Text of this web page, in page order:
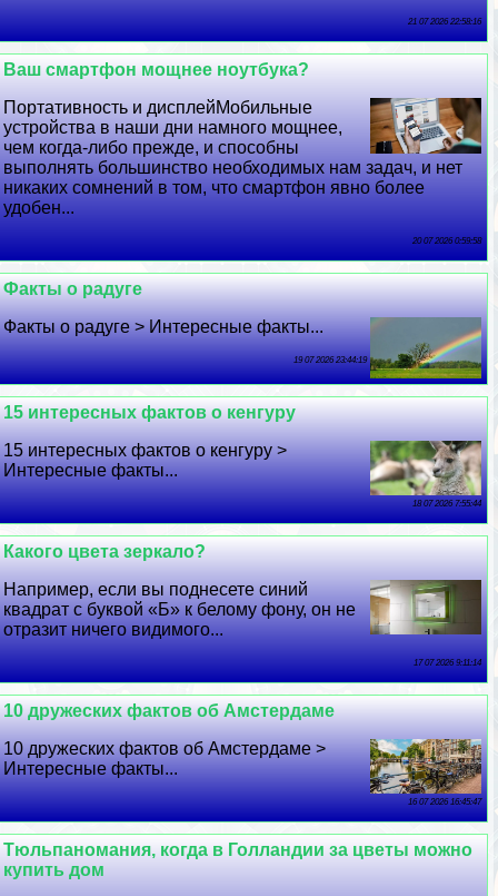
21 07 2026 22:58:16
Ваш смартфон мощнее ноутбука?
Портативность и дисплейМобильные
устройства в наши дни намного мощнее,
чем когда-либо прежде, и способны
выполнять большинство необходимых нам задач, и нет
никаких сомнений в том, что смартфон явно более
удобен...
20 07 2026 0:59:58
Факты о радуге
Факты о радуге > Интересные факты...
19 07 2026 23:44:19
15 интересных фактов о кенгуру
15 интересных фактов о кенгуру >
Интересные факты...
18 07 2026 7:55:44
Какого цвета зеркало?
Например, если вы поднесете синий
квадрат с буквой «Б» к белому фону, он не
отразит ничего видимого...
17 07 2026 9:11:14
10 дружеских фактов об Амстердаме
10 дружеских фактов об Амстердаме >
Интересные факты...
16 07 2026 16:45:47
Тюльпаномания, когда в Голландии за цветы можно
купить дом